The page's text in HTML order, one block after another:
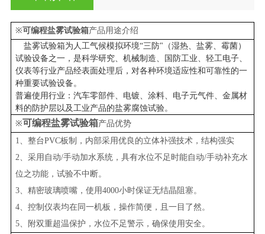
※可编程盐雾试验箱产品用途介绍
盐雾试验箱为人工气候模拟环境“三防"（湿热、盐雾、霉菌）
试验设备之一，是科学研究、机械制造、国防工业、轻工电子、
仪表等行业产品经表面处理后，对各种环境适应性和可靠性的一
种重要试验设备。
普遍使用行业：汽车零部件、电镀、涂料、电子元气件、金属材
料的防护层以及工业产品的盐雾腐蚀试验。
※可编程盐雾试验箱产品优势
1、整台PVC板制，内部采用优良的立体补强技术，结构强实
2、采用自动/手动加水系统，具有水位不足时能自动/手动补充水
位之功能，试验不中断。
3、精密玻璃喷嘴，使用4000小时保证无结晶阻塞。
4、控制仪表均在同一机板，操作简便，且一目了然。
5、附双重超温保护，水位不足警示，确保使用安全。